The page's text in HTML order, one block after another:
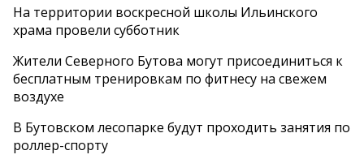
На территории воскресной школы Ильинского
храма провели субботник
Жители Северного Бутова могут присоединиться к
бесплатным тренировкам по фитнесу на свежем
воздухе
В Бутовском лесопарке будут проходить занятия по
роллер-спорту